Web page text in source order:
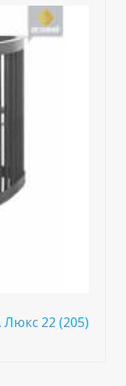
22 (205)